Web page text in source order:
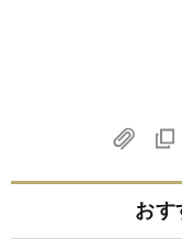
おす